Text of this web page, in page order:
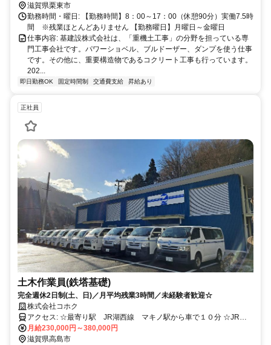
滋賀県栗東市
勤務時間・曜日: 【勤務時間】8：00～17：00（休憩90分）実働7.5時
間 ※残業ほとんどありません 【勤務曜日】月曜日～金曜日
仕事内容: 基建設株式会社は、「重機土工事」の分野を担っている専
門工事会社です。パワーショベル、ブルドーザー、ダンプを使う仕事
です。その他に、重要構造物であるコクリート工事も行っています。
202...
即日勤務OK 固定時間制 交通費支給 昇給あり
正社員
土木作業員(鉄塔基礎)
完全週休2日制(土、日)／月平均残業3時間／未経験者歓迎☆
株式会社コホク
アクセス: ☆最寄り駅 JR湖西線 マキノ駅から車で１０分 ☆JR敦
賀駅から車で30分
月給230,000円～380,000円
滋賀県高島市